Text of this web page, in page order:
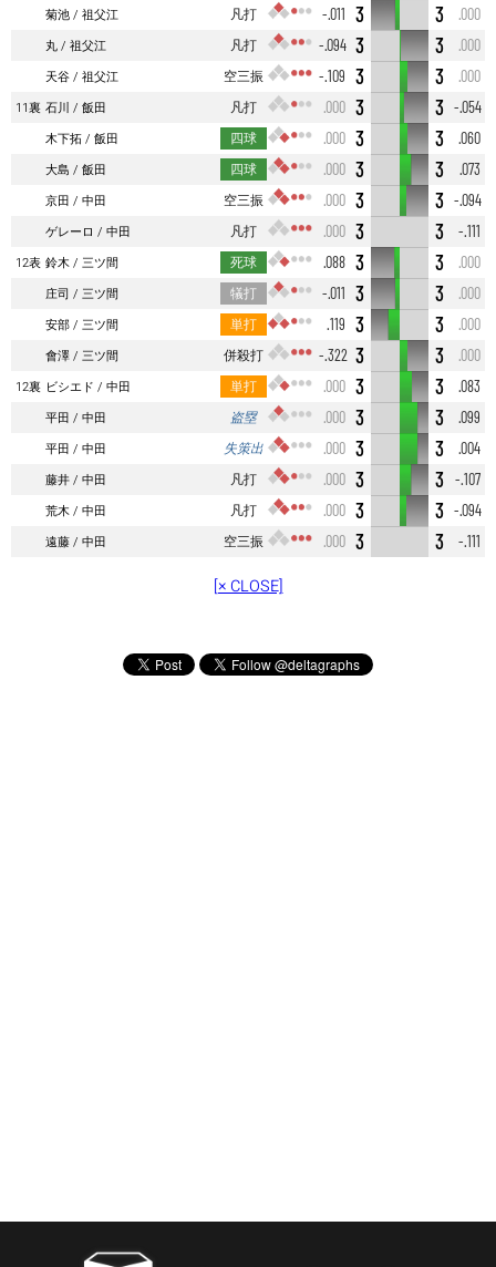
菊池
祖父江 凡打 -.011 3 3
.000
丸
祖父江 凡打 -.094 3 3
.000
天谷
祖父江 空三振 -.109 3 3
.000
11裏 石川 飯田 凡打 .000 3 3 -.054
木下拓
飯田 四球 .000 3 3
.060
大島
飯田 四球 .000 3 3
.073
京田
中田 空三振 .000 3 3 -.094
ゲレーロ
中田 凡打 .000 3 3
-.111
12表 鈴木 三ツ間 死球 .088 3 3
.000
庄司
三ツ間 犠打 -.011 3 3
.000
安部
三ツ間 単打 .119 3 3
.000
會澤
三ツ間 併殺打 -.322 3 3
.000
12裏 ビシエド 中田 単打 .000 3 3
.083
平田
中田 盗塁 .000 3 3
.099
平田
中田 失策出 .000 3 3
.004
藤井
中田 凡打 .000 3 3
-.107
荒木
中田 凡打 .000 3 3 -.094
遠藤
中田 空三振 .000 3 3 -.111
[× CLOSE]